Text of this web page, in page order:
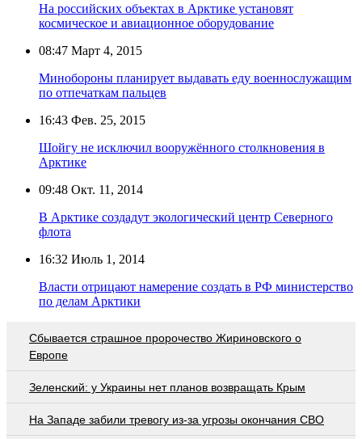
На российских объектах в Арктике установят
космическое и авиационное оборудование
08:47 Март 4, 2015
Минобороны планирует выдавать еду военнослужащим
по отпечаткам пальцев
16:43 Фев. 25, 2015
Шойгу не исключил вооружённого столкновения в
Арктике
09:48 Окт. 11, 2014
В Арктике создадут экологический центр Северного
флота
16:32 Июль 1, 2014
Власти отрицают намерение создать в РФ министерство
по делам Арктики
Сбывается страшное пророчество Жириновского о
Европе
Зеленский: у Украины нет планов возвращать Крым
На Западе забили тревогу из-за угрозы окончания СВО